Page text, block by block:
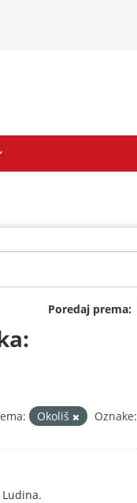
Poredaj prema
Okoliš Oznake: